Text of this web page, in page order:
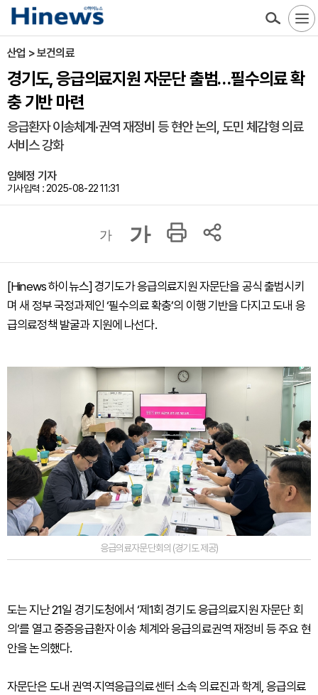
산업 > 보건의료
경기도, 응급의료지원 자문단 출범…필수의료 확
충 기반 마련
응급환자 이송체계·권역 재정비 등 현안 논의, 도민 체감형 의료
서비스 강화
임혜정 기자
기사입력 : 2025-08-22 11:31
가 가
[Hinews 하이뉴스] 경기도가 응급의료지원 자문단을 공식 출범시키
며 새 정부 국정과제인 ‘필수의료 확충’의 이행 기반을 다지고 도내 응
급의료정책 발굴과 지원에 나선다.
응급의료자문단회의 (경기도 제공)
도는 지난 21일 경기도청에서 ‘제1회 경기도 응급의료지원 자문단 회
의’를 열고 중증응급환자 이송 체계와 응급의료권역 재정비 등 주요 현
안을 논의했다.
자문단은 도내 권역·지역응급의료센터 소속 의료진과 학계, 응급의료